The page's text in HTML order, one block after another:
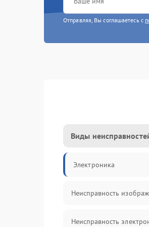
Отправляя, Вы соглашаетесь с
Виды
Электроника
Неисправность
Неисправность